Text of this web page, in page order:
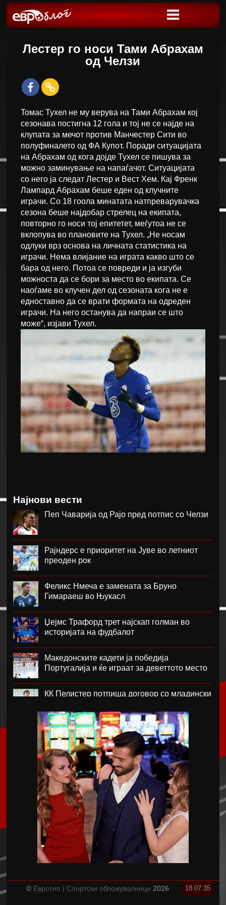
Лестер го носи Тами Абрахам
од Челзи
Toмас Тухел не му верува на Тами Абрахам кој
сезонава постигна 12 гола и тој не се најде на
клупата за мечот против Манчестер Сити во
полуфиналето од ФА Купот. Поради ситуацијата
на Абрахам од кога дојде Тухел се пишува за
можно заминување на напаѓачот. Ситуацијата
со него ја следат Лестер и Вест Хем. Кај Френк
Лампард Абрахам беше еден од клучните
играчи. Со 18 гоола минатата натпреварувачка
сезона беше најдобар стрелец на екипата,
повторно го носи тој епитетет, меѓутоа не се
вклопува во плановите на Тухел. „Не носам
одлуки врз основа на личната статистика на
играчи. Нема влијание на играта какво што се
бара од него. Потоа се повреди и ја изгуби
можноста да се бори за место во екипата. Се
наоѓаме во клучен дел од сезоната кога не е
едноставно да се врати формата на одреден
играчи. На него останува да напраи се што
може“, изјави Тухел.
Најнови вести
Пеп Чаварија од Рајо пред потпис со Челзи
Рајндерс е приоритет на Јуве во летниот
преоден рок
Феликс Нмеча е замената за Бруно
Гимараеш во Њукасл
Џејмс Трафорд трет најскап голман во
историјата на фудбалот
Македонските кадети ја победија
Португалија и ќе играат за деветтото место
КК Пелистер потпиша договор со младински
Магнес Аклиуш официјално претставен во
Париз
Мики ван де Вен се согласи на нов договор
со Тотенхем
Лина Ѓорческа го заврши настапот во
Лајпциг
Барса и Сити почнаа преговори за Родри,
испратена и првата понуда
поддршка на Инфантино
18:07:36
© Евротип | Спортски обложувалници 2026